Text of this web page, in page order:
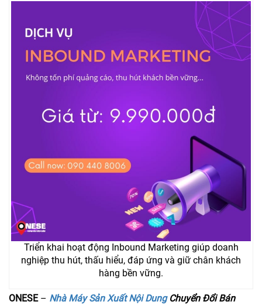
Triển khai hoạt động Inbound Marketing giúp doanh
nghiệp thu hút, thấu hiểu, đáp ứng và giữ chân khách
hàng bền vững.
ONESE– Nhà Máy Sản Xuất Nội DungChuyển Đổi Bán